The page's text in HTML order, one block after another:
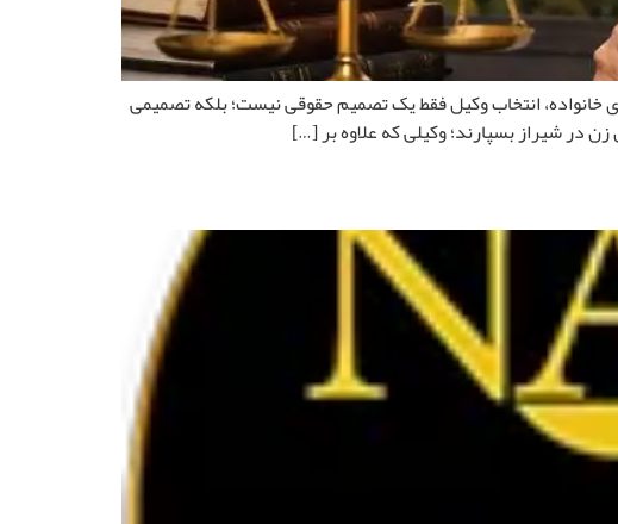
خانواده، انتخاب وکیل فقط یک تصمیم حقوقی نیست؛ بلکه تصمیمی
شیراز بسپارند؛ وکیلی که علاوه بر […]